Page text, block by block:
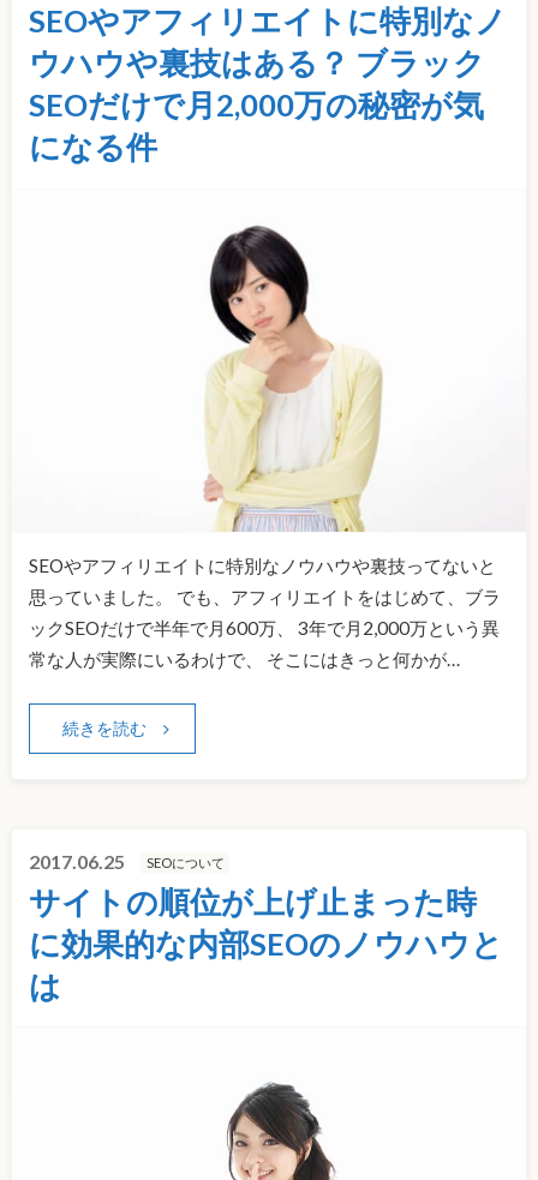
SEOやアフィリエイトに特別なノ
ウハウや裏技はある？ ブラック
SEOだけで月2,000万の秘密が気
になる件
SEOやアフィリエイトに特別なノウハウや裏技ってないと
思っていました。 でも、アフィリエイトをはじめて、ブラ
ックSEOだけで半年で月600万、 3年で月2,000万という異
常な人が実際にいるわけで、 そこにはきっと何かが…
続きを読む
2017.06.25 SEOについて
サイトの順位が上げ止まった時
に効果的な内部SEOのノウハウと
は